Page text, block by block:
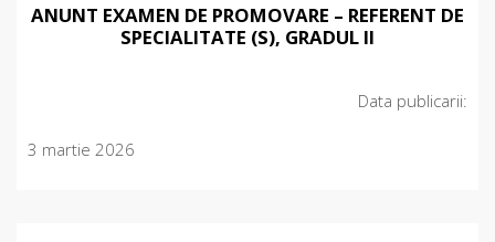
ANUNT EXAMEN DE PROMOVARE – REFERENT DE
SPECIALITATE (S), GRADUL II
Data publicarii:
3 martie 2026